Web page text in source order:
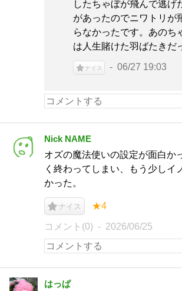
したちゃぼが飛んで逃げ
があったのでニワトリが
らなかったです。あのち
は人生賭けた羽ばたきだ
ナイス 06/27 19:03
Nick NAME
オズの魔法使いの設定が面白か
く終わってしまい、もう少しイ
かった。
ナイス ★4
コメント(0) 2026/06/25
はっぱ